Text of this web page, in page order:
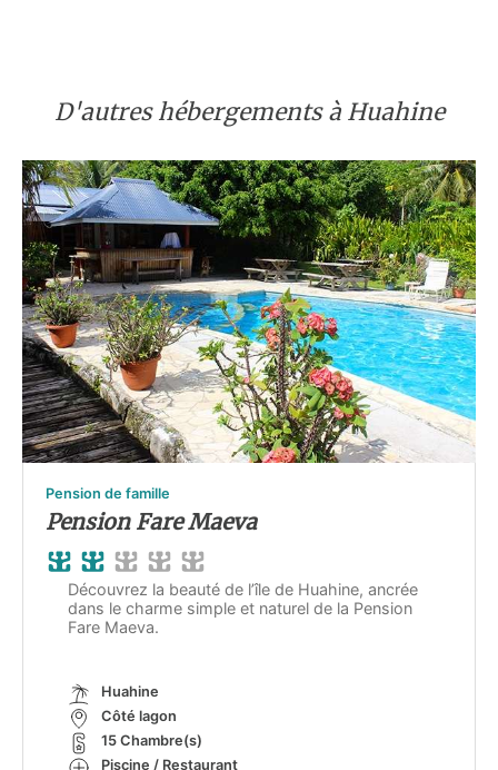
D'autres hébergements à Huahine
Pension de famille
Pension Fare Maeva
Découvrez la beauté de l’île de Huahine, ancrée
dans le charme simple et naturel de la Pension
Fare Maeva.
Huahine
Côté lagon
15 Chambre(s)
Piscine / Restaurant